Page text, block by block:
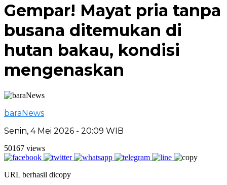
Gempar! Mayat pria tanpa
busana ditemukan di
hutan bakau, kondisi
mengenaskan
baraNews
Senin, 4 Mei 2026 - 20:09 WIB
50167 views
URL berhasil dicopy